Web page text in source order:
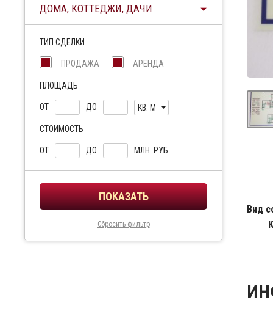
ДОМА, КОТТЕДЖИ, ДАЧИ
ТИП СДЕЛКИ
ПРОДАЖА АРЕНДА
ПЛОЩАДЬ
ОТ ДО КВ. М
СТОИМОСТЬ
ОТ ДО МЛН. РУБ
Сбросить фильтр
Вид